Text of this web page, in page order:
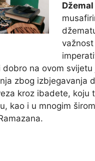
na ovom
zbog izbjegavanja
kroz ibadete,
kao i u mnogim